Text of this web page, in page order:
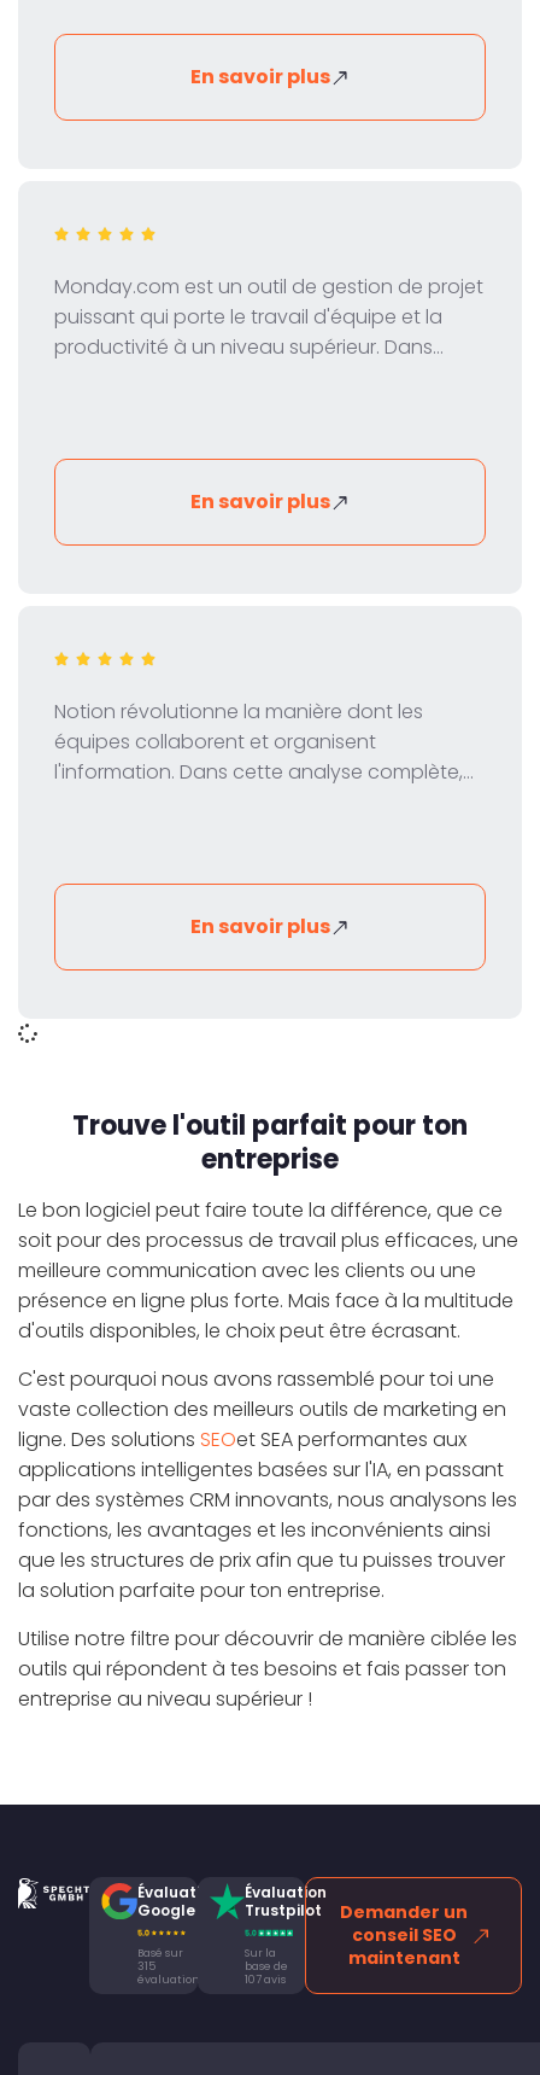
bon outil pour ton équipe.
En savoir plus
Monday.com est un outil de gestion de projet
puissant qui porte le travail d'équipe et la
productivité à un niveau supérieur. Dans
décider s'il s'agit du bon outil pour ton
En savoir plus
Notion révolutionne la manière dont les
équipes collaborent et organisent
l'information. Dans cette analyse complète,
En savoir plus
Trouve l'outil parfait pour ton
entreprise
Le bon logiciel peut faire toute la différence, que ce
soit pour des processus de travail plus efficaces, une
meilleure communication avec les clients ou une
présence en ligne plus forte. Mais face à la multitude
d'outils disponibles, le choix peut être écrasant.
C'est pourquoi nous avons rassemblé pour toi une
vaste collection des meilleurs outils de marketing en
ligne. Des solutions SEOet SEA performantes aux
applications intelligentes basées sur l'IA, en passant
par des systèmes CRM innovants, nous analysons les
fonctions, les avantages et les inconvénients ainsi
que les structures de prix afin que tu puisses trouver
la solution parfaite pour ton entreprise.
Utilise notre filtre pour découvrir de manière ciblée les
outils qui répondent à tes besoins et fais passer ton
entreprise au niveau supérieur !
Évaluation
Google
Basé sur
315
évaluations
Évaluation
Trustpilot
Sur la
base de
107 avis
Demander un
conseil SEO
maintenant